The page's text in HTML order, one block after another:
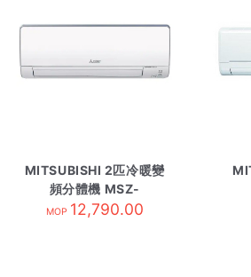
MITSUBISHI 2匹冷暖變
頻分體機 MSZ-
WG18VA-內 R410A
MOP 12,790.00